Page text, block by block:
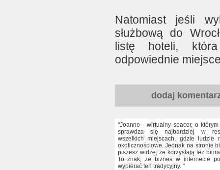
Natomiast jeśli
służbową do
listę hoteli,
odpowiednie
dodaj
"Joanno - wirtualny spacer, o którym
sprawdza się najbardziej w
wszelkich miejscach, gdzie ludzie
okolicznościowe. Jednak na stronie
piszesz widzę, że korzystają też
To znak, że biznes w internecie
wypierać ten tradycyjny. "